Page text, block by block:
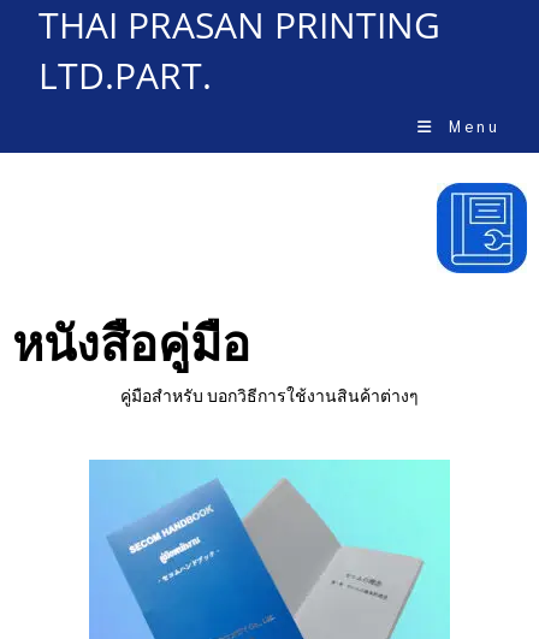
THAI PRASAN PRINTING
LTD.PART.
Menu
หนังสือคู่มือ
คู่มือสำหรับ บอกวิธีการใช้งานสินค้าต่างๆ